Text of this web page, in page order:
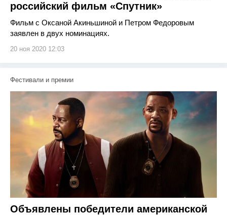
российский фильм «Спутник»
Фильм с Оксаной Акиньшиной и Петром Федоровым
заявлен в двух номинациях.
20 ноя 2020 12:03
Фестивали и премии
Объявлены победители американской